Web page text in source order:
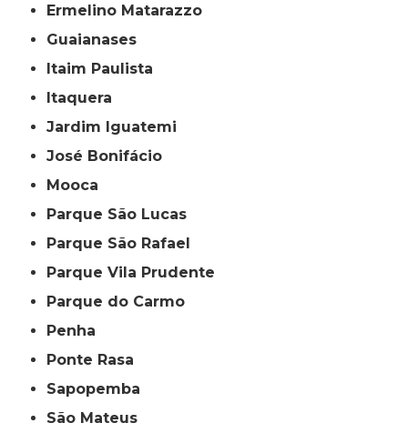
Ermelino Matarazzo
Guaianases
Itaim Paulista
Itaquera
Jardim Iguatemi
José Bonifácio
Mooca
Parque São Lucas
Parque São Rafael
Parque Vila Prudente
Parque do Carmo
Penha
Ponte Rasa
Sapopemba
São Mateus